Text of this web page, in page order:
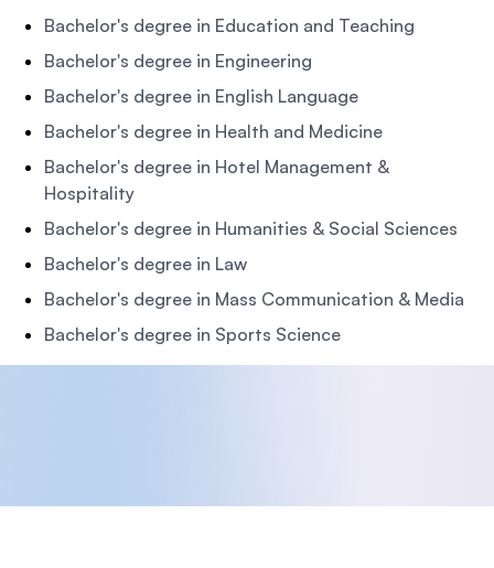
Bachelor's degree in Education and Teaching
Bachelor's degree in Engineering
Bachelor's degree in English Language
Bachelor's degree in Health and Medicine
Bachelor's degree in Hotel Management &
Hospitality
Bachelor's degree in Humanities & Social Sciences
Bachelor's degree in Law
Bachelor's degree in Mass Communication & Media
Bachelor's degree in Sports Science